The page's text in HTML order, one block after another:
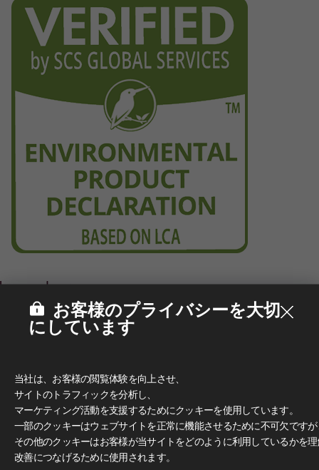
お客様のプライバシーを大切
にしています
当社は、お客様の閲覧体験を向上させ、
サイトのトラフィックを分析し、
マーケティング活動を支援するためにクッキーを使用しています。
一部のクッキーはウェブサイトを正常に機能させるために不可欠です
その他のクッキーはお客様が当サイトをどのように利用しているかを
改善につなげるために使用されます。